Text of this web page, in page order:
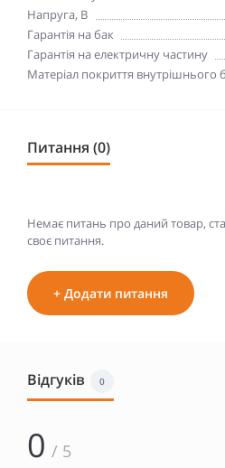
Напруга, В
Гарантія на бак
Гарантія на електричну частину
Матеріал покриття внутрішнього
Питання (0)
Немає питань про даний товар,
своє питання.
+ Додати питання
Відгуків 0
0 / 5